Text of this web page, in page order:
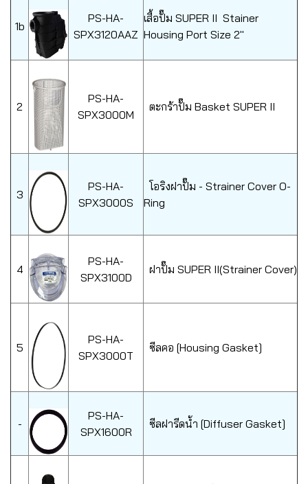
1b
PS-HA-
SPX3120AAZ
เสื้อปั๊ม SUPER II Stainer
Housing Port Size 2"
2
PS-HA-
SPX3000M
ตะกร้าปั๊ม Basket SUPER II
3
PS-HA-
SPX3000S
โอริงฝาปั๊ม - Strainer Cover O-
Ring
4
PS-HA-
SPX3100D
ฝาปั๊ม SUPER II(Strainer Cover)
5
PS-HA-
SPX3000T
ซีลคอ [Housing Gasket]
-
PS-HA-
SPX1600R
ซีลฝารีดน้ำ [Diffuser Gasket]